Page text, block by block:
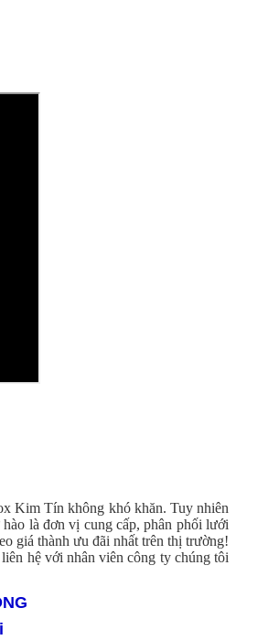
Kim Tín không khó khăn. Tuy nhiên
là đơn vị cung cấp, phân phối lưới
giá thành ưu đãi nhất trên thị trường!
hệ với nhân viên công ty chúng tôi